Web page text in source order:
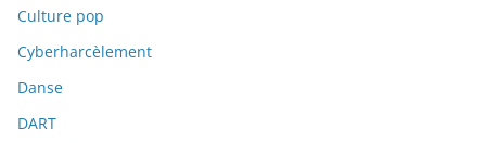
Culture pop
Cyberharcèlement
Danse
DART